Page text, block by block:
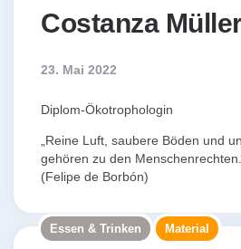
Costanza
23. Mai 2022
Diplom-Ökotrophologin
„Reine Luft, saubere Böden und
gehören zu den
(Felipe de Borbón)
Essen & Trinken Material